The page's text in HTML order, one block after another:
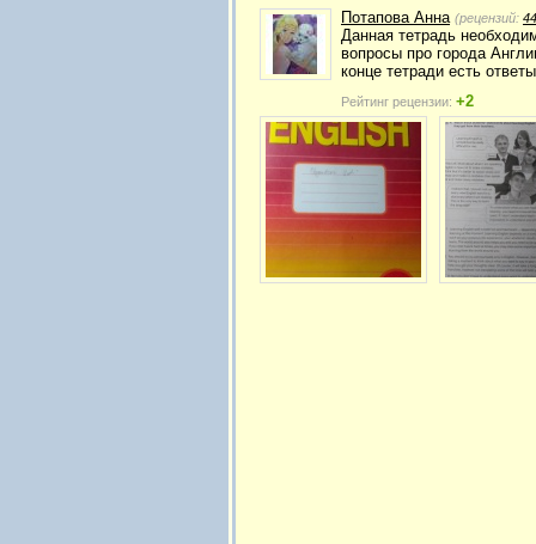
Потапова Анна (рецензий:
Данная тетрадь
вопросы про города
конце тетради есть
Рейтинг рецензии: +2